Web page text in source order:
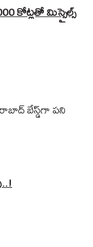
కోట్లతో మిస్సైల్స్
బేస్డ్‌గా పని